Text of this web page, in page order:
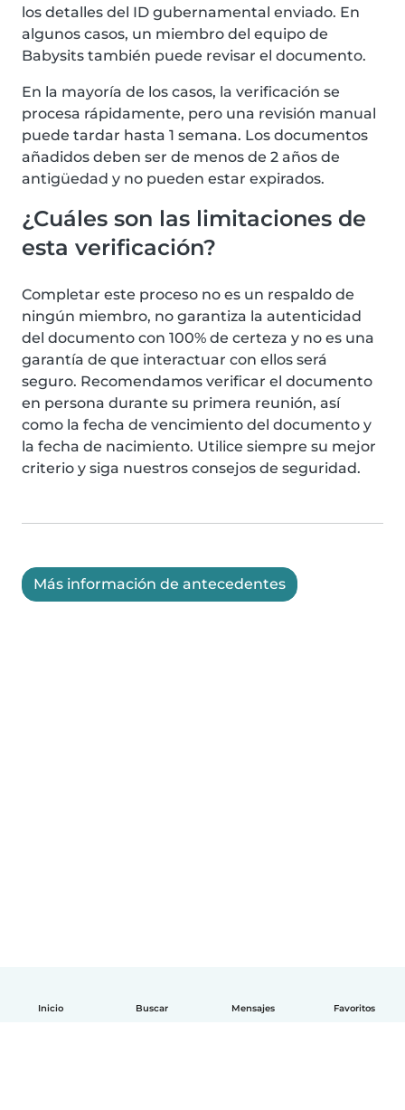
Inicio Buscar Mensajes Favoritos
los detalles del ID gubernamental enviado. En
algunos casos, un miembro del equipo de
Babysits también puede revisar el documento.
En la mayoría de los casos, la verificación se
procesa rápidamente, pero una revisión manual
puede tardar hasta 1 semana. Los documentos
añadidos deben ser de menos de 2 años de
antigüedad y no pueden estar expirados.
¿Cuáles son las limitaciones de
esta verificación?
Completar este proceso no es un respaldo de
ningún miembro, no garantiza la autenticidad
del documento con 100% de certeza y no es una
garantía de que interactuar con ellos será
seguro. Recomendamos verificar el documento
en persona durante su primera reunión, así
como la fecha de vencimiento del documento y
la fecha de nacimiento. Utilice siempre su mejor
criterio y siga nuestros consejos de seguridad.
Más información de antecedentes